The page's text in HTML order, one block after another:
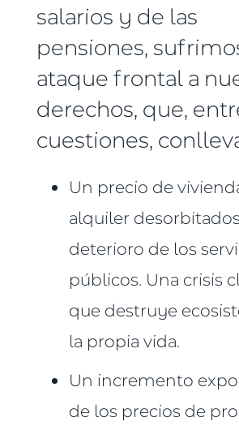
salarios y de las
pensiones,
ataque frontal a
derechos, que,
cuestiones,
Un precio de
alquiler
deterioro de los
públicos. Una crisis
que destruye
la propia vida.
Un incremento
de los precios de